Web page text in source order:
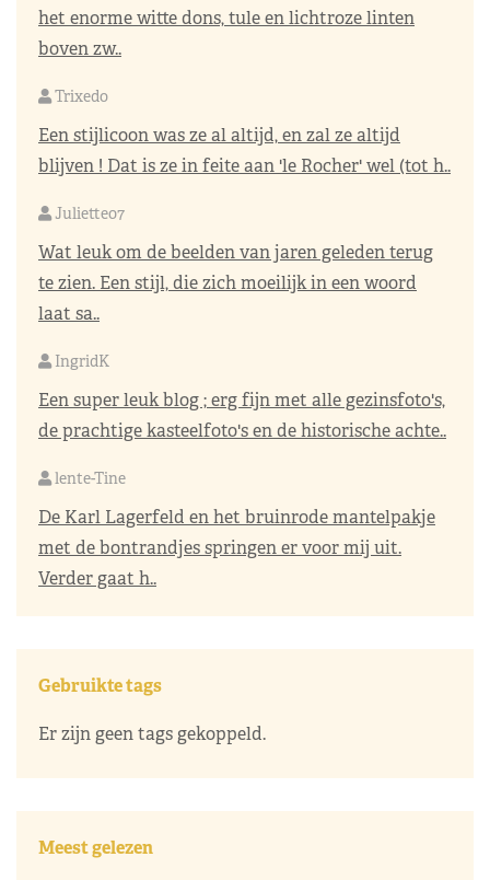
het enorme witte dons, tule en lichtroze linten
boven zw..
Trixedo
Een stijlicoon was ze al altijd, en zal ze altijd
blijven ! Dat is ze in feite aan 'le Rocher' wel (tot h..
Juliette07
Wat leuk om de beelden van jaren geleden terug
te zien. Een stijl, die zich moeilijk in een woord
laat sa..
IngridK
Een super leuk blog ; erg fijn met alle gezinsfoto's,
de prachtige kasteelfoto's en de historische achte..
lente-Tine
De Karl Lagerfeld en het bruinrode mantelpakje
met de bontrandjes springen er voor mij uit.
Verder gaat h..
Gebruikte tags
Er zijn geen tags gekoppeld.
Meest gelezen